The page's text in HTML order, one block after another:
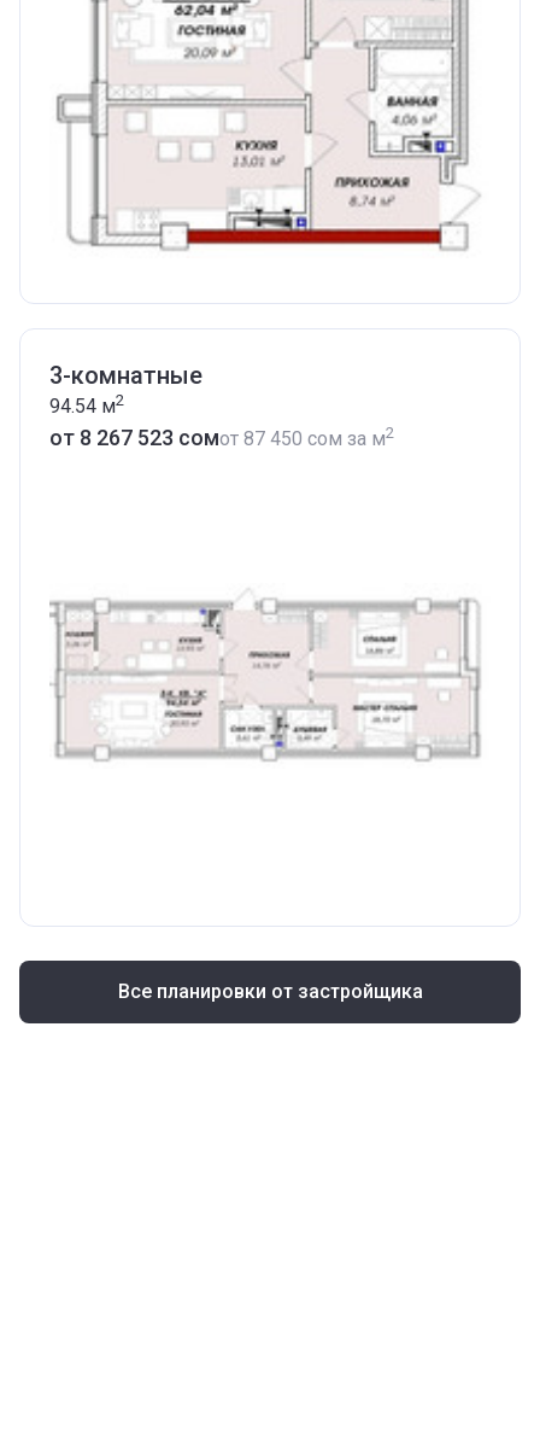
3-комнатные
94.54 м2
от ‍8 267 523 сомот ‍87 450 сом за м2
Все планировки от застройщика